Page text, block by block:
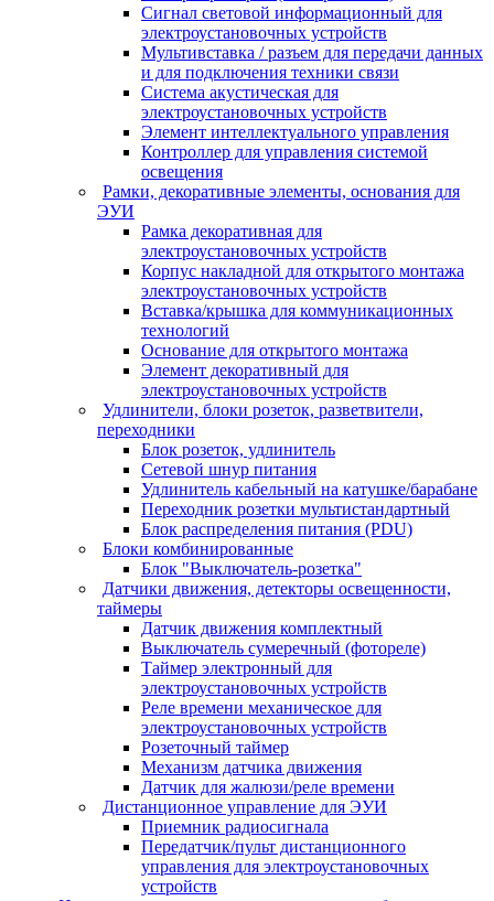
Сигнал световой информационный для
электроустановочных устройств
Мультивставка / разъем для передачи данных
и для подключения техники связи
Система акустическая для
электроустановочных устройств
Элемент интеллектуального управления
Контроллер для управления системой
освещения
Рамки, декоративные элементы, основания для
ЭУИ
Рамка декоративная для
электроустановочных устройств
Корпус накладной для открытого монтажа
электроустановочных устройств
Вставка/крышка для коммуникационных
технологий
Основание для открытого монтажа
Элемент декоративный для
электроустановочных устройств
Удлинители, блоки розеток, разветвители,
переходники
Блок розеток, удлинитель
Сетевой шнур питания
Удлинитель кабельный на катушке/барабане
Переходник розетки мультистандартный
Блок распределения питания (PDU)
Блоки комбинированные
Блок "Выключатель-розетка"
Датчики движения, детекторы освещенности,
таймеры
Датчик движения комплектный
Выключатель сумеречный (фотореле)
Таймер электронный для
электроустановочных устройств
Реле времени механическое для
электроустановочных устройств
Розеточный таймер
Механизм датчика движения
Датчик для жалюзи/реле времени
Дистанционное управление для ЭУИ
Приемник радиосигнала
Передатчик/пульт дистанционного
управления для электроустановочных
устройств